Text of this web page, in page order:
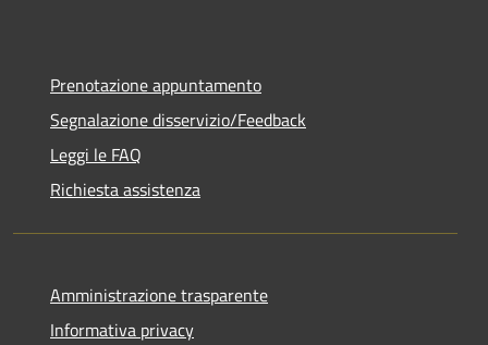
Prenotazione appuntamento
Segnalazione disservizio/Feedback
Leggi le FAQ
Richiesta assistenza
Amministrazione trasparente
Informativa privacy